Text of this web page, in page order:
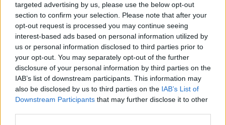
targeted advertising by us, please use the below opt-out
section to confirm your selection. Please note that after your
opt-out request is processed you may continue seeing
interest-based ads based on personal information utilized by
us or personal information disclosed to third parties prior to
your opt-out. You may separately opt-out of the further
disclosure of your personal information by third parties on the
IAB’s list of downstream participants. This information may
also be disclosed by us to third parties on the IAB’s List of
Downstream Participants that may further disclose it to other